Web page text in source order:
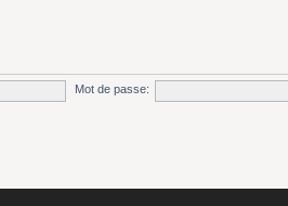
Mot de passe: